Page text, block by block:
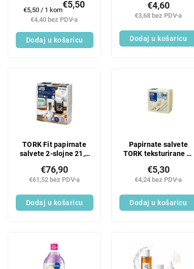
ELIKSIR 255 ml
€4,40 bez PDV-a
€5,50
Mjerenje
cijene:
€5,50 / 1 kom
Dodaj u košaricu
€3,68 bez PDV-a
€4,60
Dodaj u košaricu
TORK Fit papirnate
salvete 2-slojne 21,3
dozator N14 - 1
pakiranje
€61,52 bez PDV-a
€76,90
Dodaj u košaricu
Papirnate salvete
TORK teksturirane 2-
boje šampanjca - 50
kom
€4,24 bez PDV-a
€5,30
Dodaj u košaricu